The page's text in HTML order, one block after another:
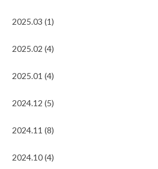
2025.03 (1)
2025.02 (4)
2025.01 (4)
2024.12 (5)
2024.11 (8)
2024.10 (4)